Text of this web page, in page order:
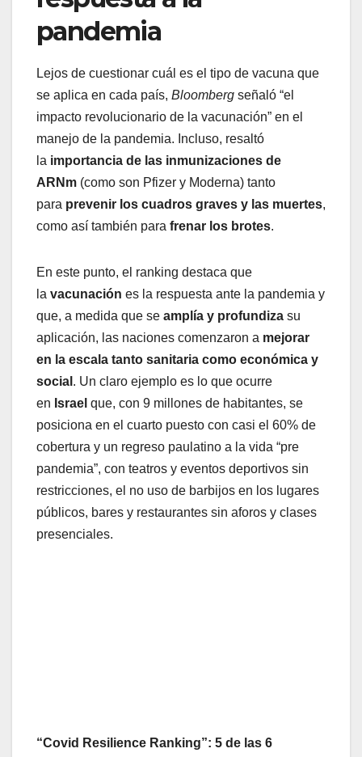
pandemia
Lejos de cuestionar cuál es el tipo de vacuna que
se aplica en cada país, Bloomberg señaló “el
impacto revolucionario de la vacunación” en el
manejo de la pandemia. Incluso, resaltó
la importancia de las inmunizaciones de
ARNm (como son Pfizer y Moderna) tanto
para prevenir los cuadros graves y las muertes,
como así también para frenar los brotes.
En este punto, el ranking destaca que
la vacunación es la respuesta ante la pandemia y
que, a medida que se amplía y profundiza su
aplicación, las naciones comenzaron a mejorar
en la escala tanto sanitaria como económica y
social . Un claro ejemplo es lo que ocurre
en Israel que, con 9 millones de habitantes, se
posiciona en el cuarto puesto con casi el 60% de
cobertura y un regreso paulatino a la vida “pre
pandemia”, con teatros y eventos deportivos sin
restricciones, el no uso de barbijos en los lugares
públicos, bares y restaurantes sin aforos y clases
presenciales.
“Covid Resilience Ranking”: 5 de las 6